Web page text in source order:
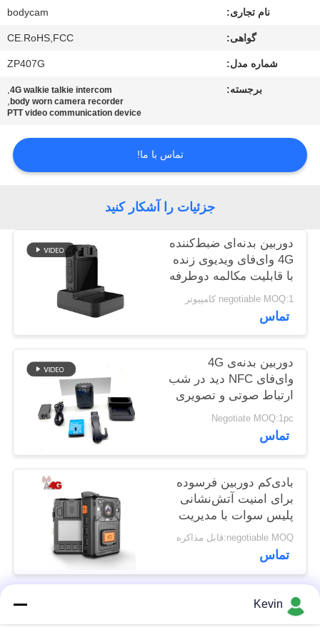
کارخانه
بگیرید
اخبار
پرونده
درخواست
نقل قول
نقشه
سایت
سیاست
حفظ
حریم
خصوصی
نام تجاری: bodycam
گواهی: CE.RoHS,FCC
شماره مدل: ZP407G
برجسته: 4G walkie talkie intercom
,
body worn camera recorder
,
PTT video communication device
تماس با ما!
جزئیات را آشکار کنید
دوربین بدنه‌ای ضبط‌کننده
4G وای‌فای ویدیوی زنده
با قابلیت مکالمه دوطرفه
برای نیروهای نظامی،
پلیس و دوربین‌های جنگی
negotiable MOQ:1 کامپیوتر
تماس
دوربین بدنه‌‌ی 4G
وای‌فای NFC دید در شب
ارتباط صوتی و تصویری
دو طرفه
Negotiate MOQ:1pc
تماس
بادی‌کم دوربین فرسوده
برای امنیت آتش‌نشانی
پلیس سوات با مدیریت
نرم‌افزار VMS
negotiable MOQ:قابل مذاکره
تماس
دسته بندی های محبوب
Kevin